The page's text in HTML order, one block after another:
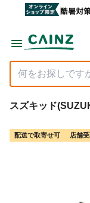
スズキッド
配送で取寄せ可 店舗